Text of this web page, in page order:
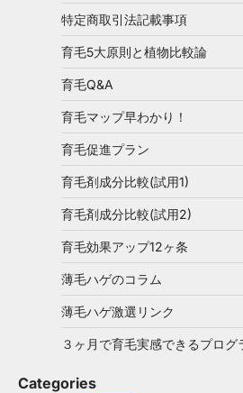
特定商取引法記載事項
育毛5大原則と植物比較論
育毛Q&A
育毛マップ早わかり！
育毛促進プラン
育毛剤成分比較(試用1)
育毛剤成分比較(試用2)
育毛効果アップ12ヶ条
薄毛ハゲのコラム
薄毛ハゲ激選リンク
３ヶ月で育毛実感できるプログ
Categories